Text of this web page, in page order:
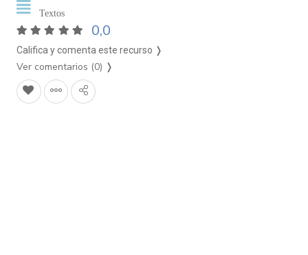
Textos
0,0
Califica y comenta este recurso ❭
Ver comentarios (0) ❭